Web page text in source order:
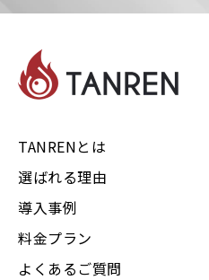
TANRENとは
選ばれる理由
導入事例
料金プラン
よくあるご質問